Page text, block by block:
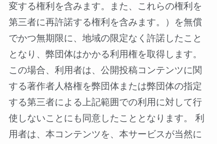
変する権利を含みます。また、これらの権利を
第三者に再許諾する権利を含みます。）を無償
でかつ無期限に、地域の限定なく許諾したこと
となり、弊団体はかかる利用権を取得します。
この場合、利用者は、公開投稿コンテンツに関
する著作者人格権を弊団体または弊団体の指定
する第三者による上記範囲での利用に対して行
使しないことにも同意したこととなります。 利
用者は、本コンテンツを、本サービスが当然に